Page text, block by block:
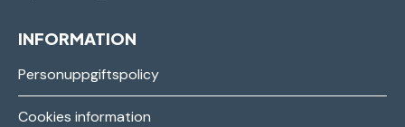
INFORMATION
Personuppgiftspolicy
Cookies information